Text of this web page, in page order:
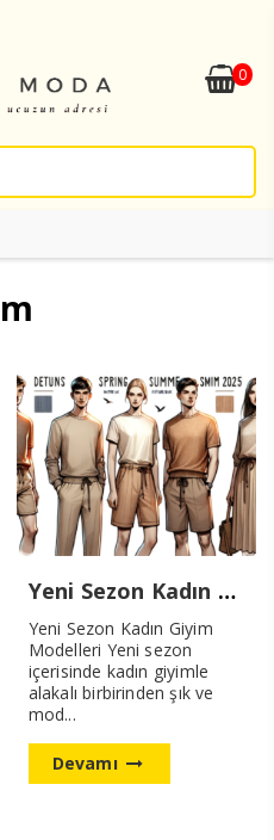
0
Yeni Sezon Kadın Giyim Modelleri
Yeni Sezon Kadın Giyim
Modelleri Yeni sezon
içerisinde kadın giyimle
alakalı birbirinden şık ve
mod...
Devamı